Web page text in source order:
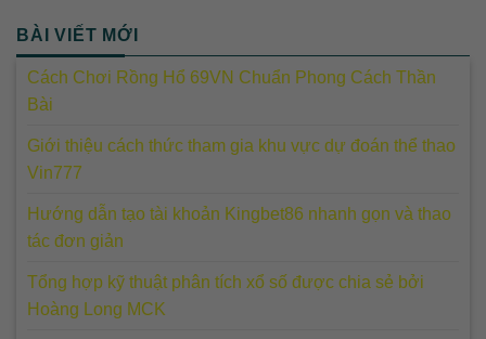
BÀI VIẾT MỚI
Cách Chơi Rồng Hổ 69VN Chuẩn Phong Cách Thần
Bài
Giới thiệu cách thức tham gia khu vực dự đoán thể thao
Vin777
Hướng dẫn tạo tài khoản Kingbet86 nhanh gọn và thao
tác đơn giản
Tổng hợp kỹ thuật phân tích xổ số được chia sẻ bởi
Hoàng Long MCK